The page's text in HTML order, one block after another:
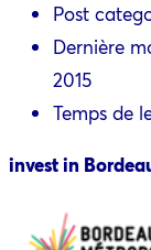
Post
Dernière
2015
Temps de
invest in